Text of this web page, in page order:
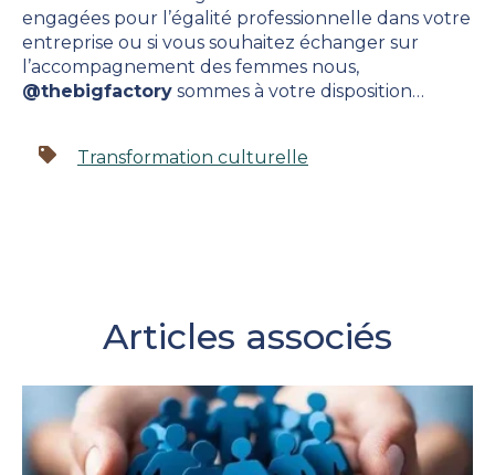
engagées pour l’égalité professionnelle dans votre
entreprise ou si vous souhaitez échanger sur
l’accompagnement des femmes nous,
@thebigfactory sommes à votre disposition…
Transformation culturelle
Articles associés